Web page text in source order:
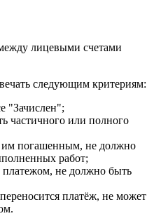
лицевыми счетами
следующим критериям:
"Зачислен";
частичного или полного
им погашенным, не должно
работ;
не должно быть
платёж, не может